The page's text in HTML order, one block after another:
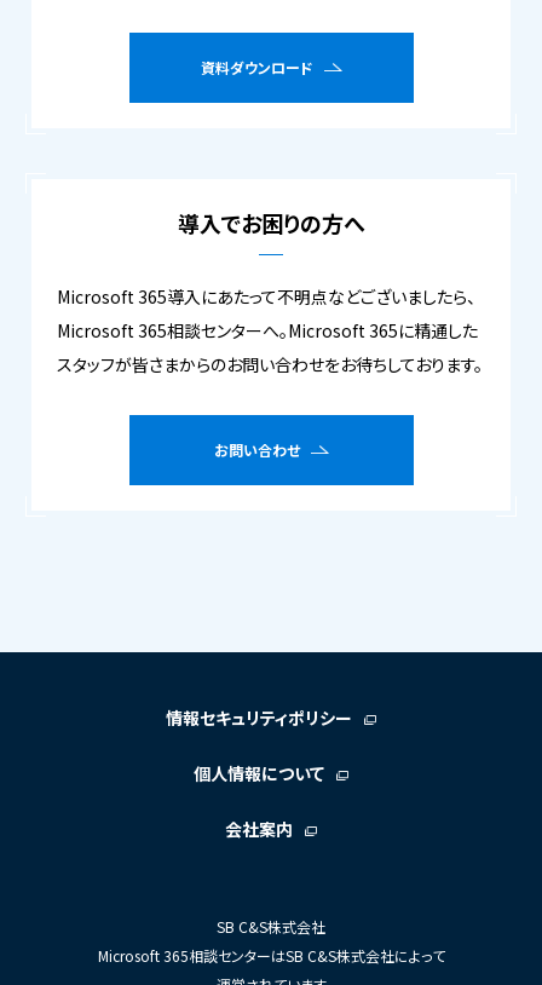
資料ダウンロード
導入でお困りの方へ
Microsoft 365導入にあたって不明点などございましたら、
Microsoft 365相談センターへ。Microsoft 365に精通した
スタッフが皆さまからのお問い合わせをお待ちしております。
お問い合わせ
情報セキュリティポリシー
個人情報について
会社案内
SB C&S株式会社
Microsoft 365相談センターはSB C&S株式会社によって